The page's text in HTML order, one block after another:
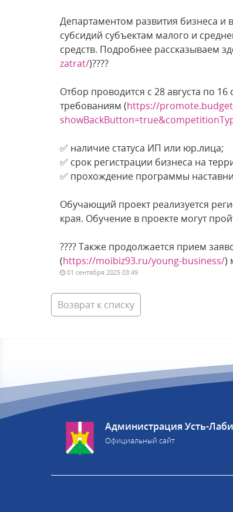
Департаментом развития бизнеса и
субсидий субъектам малого и
средств. Подробнее рассказываем
zatrat/)????
Отбор проводится с 28 августа по
требованиям (https://
✅ наличие статуса ИП или юр.лица;
✅ срок регистрации бизнеса на
✅ прохождение программы
Обучающий проект реализуется
края. Обучение в проекте могут
???? Также продолжается прием
(https://moibiz93.ru/young-business/)
01 сентября 2025 03:49
Возврат к списку
Администрация Усть-
Официальный сайт